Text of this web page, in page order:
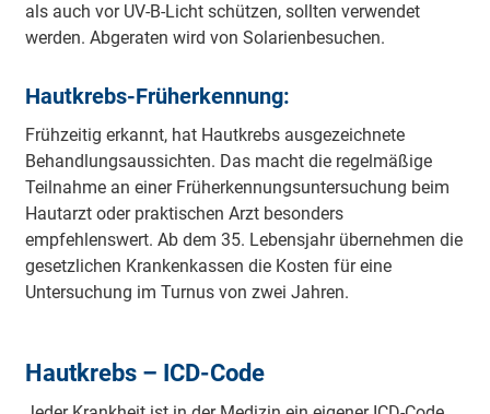
als auch vor UV-B-Licht schützen, sollten verwendet
werden. Abgeraten wird von Solarienbesuchen.
Hautkrebs-Früherkennung:
Frühzeitig erkannt, hat Hautkrebs ausgezeichnete
Behandlungsaussichten. Das macht die regelmäßige
Teilnahme an einer Früherkennungsuntersuchung beim
Hautarzt oder praktischen Arzt besonders
empfehlenswert. Ab dem 35. Lebensjahr übernehmen die
gesetzlichen Krankenkassen die Kosten für eine
Untersuchung im Turnus von zwei Jahren.
Hautkrebs – ICD-Code